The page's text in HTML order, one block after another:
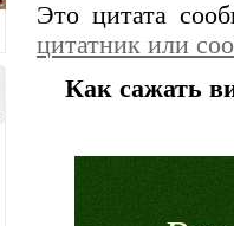
Это цитата
цитатник или
Как сажать